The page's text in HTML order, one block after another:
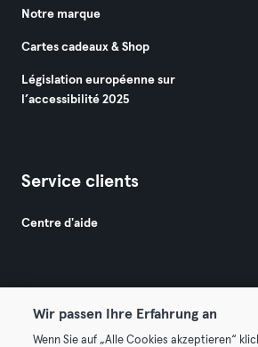
Notre marque
Cartes cadeaux & Shop
Législation européenne sur
l’accessibilité 2025
Service clients
Centre d'aide
Wir passen Ihre Erfahrung an
Wenn Sie auf „Alle Cookies akzeptieren“